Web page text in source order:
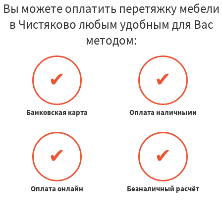
Вы можете оплатить перетяжку мебели
в Чистяково любым удобным для Вас
методом:
✔
Банковская карта
✔
Оплата наличными
✔
Оплата онлайн
✔
Безналичный расчёт